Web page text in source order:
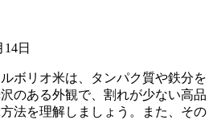
14日
ボリオ米は、タンパク質や鉄分を
のある外観で、割れが少ない高品
法を理解しましょう。また、その